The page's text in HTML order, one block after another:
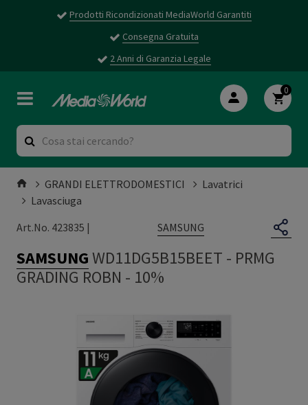
Prodotti Ricondizionati MediaWorld Garantiti
Consegna Gratuita
2 Anni di Garanzia Legale
0
GRANDI ELETTRODOMESTICI
Lavatrici
Lavasciuga
Art.No. 423835 |
SAMSUNG
SAMSUNGWD11DG5B15BEET - PRMG
GRADING ROBN - 10%